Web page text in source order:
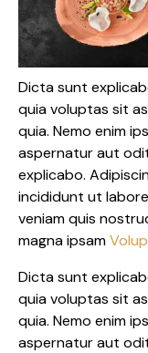
Dicta sunt
quia voluptas sit
quia. Nemo enim
aspernatur aut
explicabo.
incididunt ut
veniam quis
magna ipsam
Dicta sunt
quia voluptas sit
quia. Nemo enim
aspernatur aut